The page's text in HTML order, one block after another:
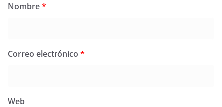
Nombre*
Correo electrónico *
Web